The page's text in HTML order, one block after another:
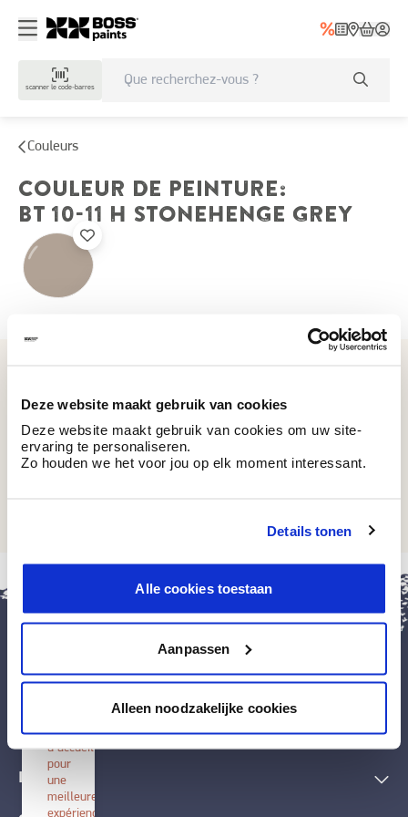
Deze website maakt gebruik van cookies
Deze website maakt gebruik van cookies om uw site-
ervaring te personaliseren.
Zo houden we het voor jou op elk moment interessant.
Details tonen
Alle cookies toestaan
Aanpassen
Alleen noodzakelijke cookies
scanner le code-barres
Couleurs
COULEUR DE PEINTURE:
BT 10-11 H
STONEHENGE GREY
Techniques décoratives
Inspiration
BOSS
application
écran
d'accueil
pour
une
meilleure
expérience.
fermer